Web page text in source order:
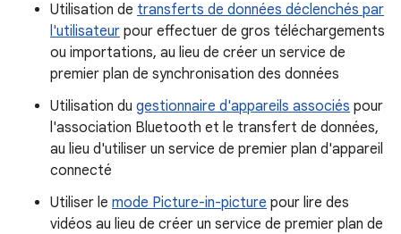
Utilisation de transferts de données déclenchés par
l'utilisateur pour effectuer de gros téléchargements
ou importations, au lieu de créer un service de
premier plan de synchronisation des données
Utilisation du gestionnaire d'appareils associés pour
l'association Bluetooth et le transfert de données,
au lieu d'utiliser un service de premier plan d'appareil
connecté
Utiliser le mode Picture-in-picture pour lire des
vidéos au lieu de créer un service de premier plan de